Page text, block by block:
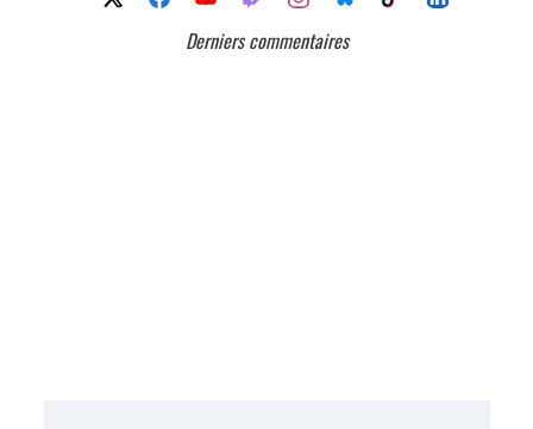
Derniers commentaires